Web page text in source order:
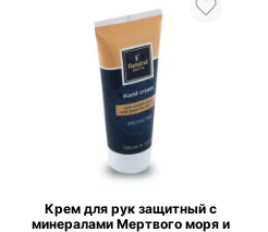
Крем для рук защитный с
минералами Мертвого моря и